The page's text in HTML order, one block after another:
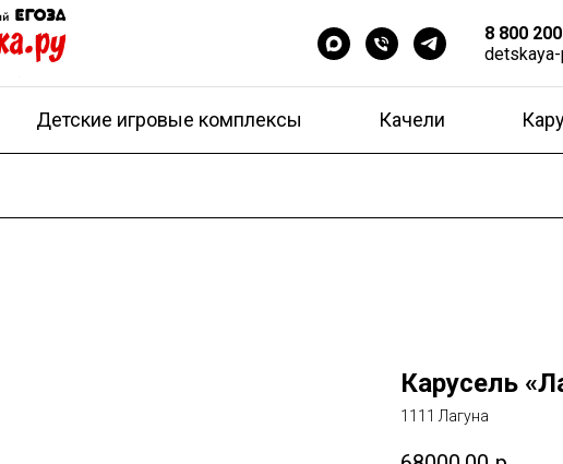
8 800
detskaya-
Детские игровые комплексы Качели
Карусель
1111 Лагуна